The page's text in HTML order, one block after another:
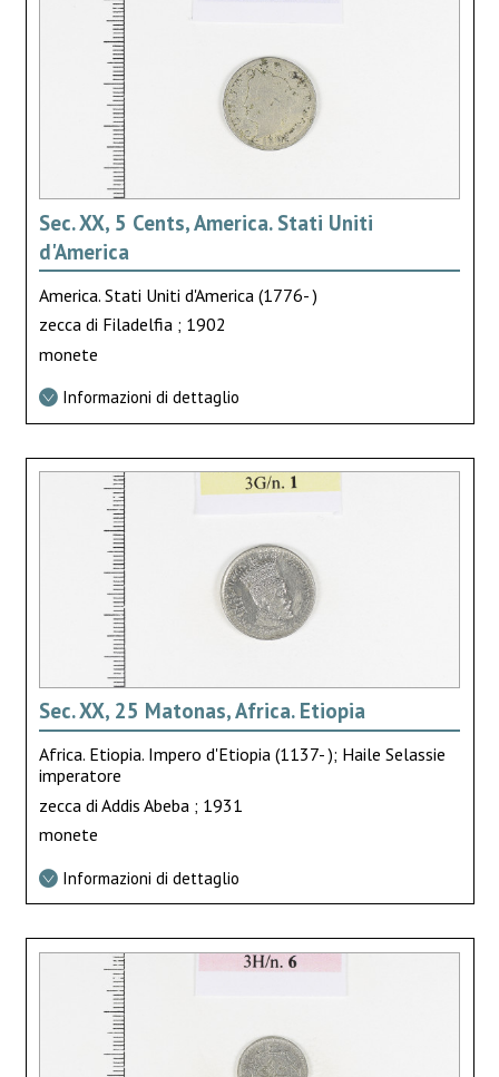
Sec. XX, 5 Cents, America. Stati Uniti
d'America
America. Stati Uniti d'America (1776- )
zecca di Filadelfia ; 1902
monete
Informazioni di dettaglio
Sec. XX, 25 Matonas, Africa. Etiopia
Africa. Etiopia. Impero d'Etiopia (1137- ); Haile Selassie
imperatore
zecca di Addis Abeba ; 1931
monete
Informazioni di dettaglio